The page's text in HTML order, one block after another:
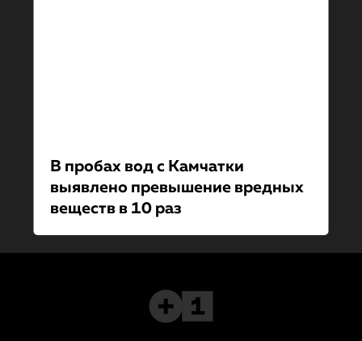
В пробах вод с Камчатки
выявлено превышение вредных
веществ в 10 раз